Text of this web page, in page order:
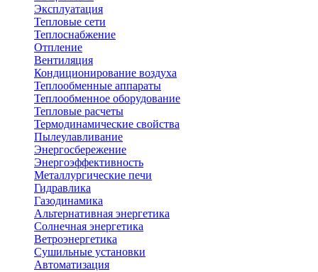
Эксплуатация
Тепловые сети
Теплоснабжение
Отпление
Вентиляция
Кондиционирование воздуха
Теплообменные аппараты
Теплообменное оборудование
Тепловые расчеты
Термодинамические свойства
Пылеулавливание
Энергосбережение
Энергоэффективность
Металлургические печи
Гидравлика
Газодинамика
Альтернативная энергетика
Солнечная энергетика
Ветроэнергетика
Сушильные установки
Автоматизация